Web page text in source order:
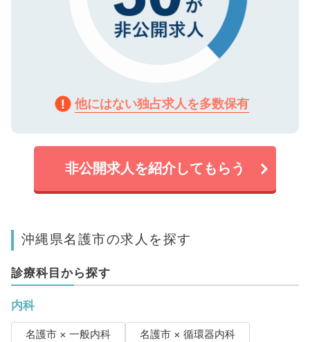
他にはない独占求人を多数保有
非公開求人を紹介してもらう
沖縄県名護市の求人を探す
診療科目から探す
内科
名護市 × 一般内科
名護市 × 循環器内科